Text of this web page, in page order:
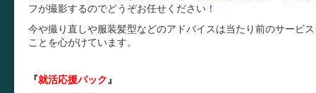
フが撮影するのでどうぞお任せください！
今や撮り直しや服装髪型などのアドバイスは当たり前のサービ
ことを心がけています。
『就活応援パック 』